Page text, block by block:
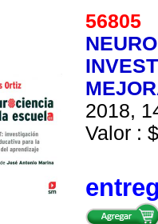
56805
2018,
Valor :